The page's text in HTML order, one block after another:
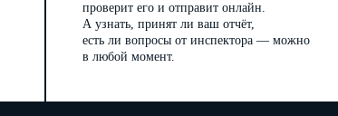
проверит его и отправит онлайн.
А узнать, принят ли ваш отчёт,
есть ли вопросы от инспектора — можно
в любой момент.